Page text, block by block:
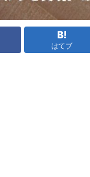
はてブ